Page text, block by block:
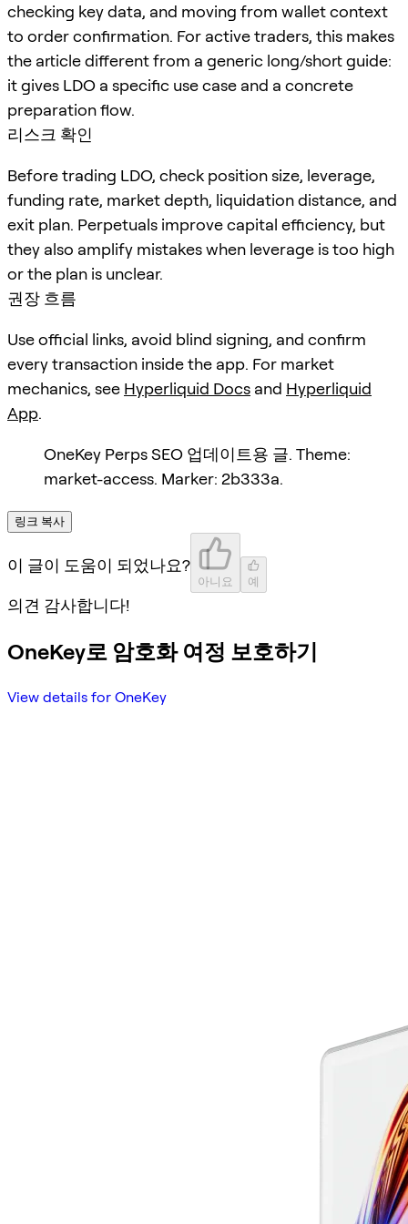
checking key data, and moving from wallet context
to order confirmation. For active traders, this makes
the article different from a generic long/short guide:
it gives LDO a specific use case and a concrete
preparation flow.
리스크 확인
Before trading LDO, check position size, leverage,
funding rate, market depth, liquidation distance, and
exit plan. Perpetuals improve capital efficiency, but
they also amplify mistakes when leverage is too high
or the plan is unclear.
권장 흐름
Use official links, avoid blind signing, and confirm
every transaction inside the app. For market
mechanics, see Hyperliquid Docs and Hyperliquid
App.
OneKey Perps SEO 업데이트용 글. Theme:
market-access. Marker: 2b333a.
링크 복사
이 글이 도움이 되었나요?
아니요 예
의견 감사합니다!
OneKey로 암호화 여정 보호하기
View details for OneKey